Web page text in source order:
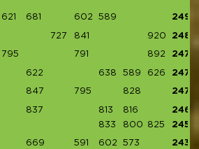
621 681 602 589 2493
727 841 920 2488
795 791 892 2478
622 638 589 626 2475
847 795 828 2470
837 813 816
2466
833 800 825 2458
669 591 602 573 2435